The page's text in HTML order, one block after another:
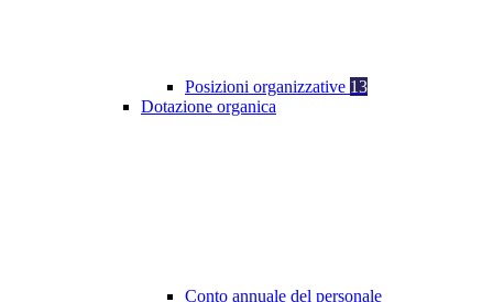
Posizioni organizzative 13
Dotazione organica
Conto annuale del personale